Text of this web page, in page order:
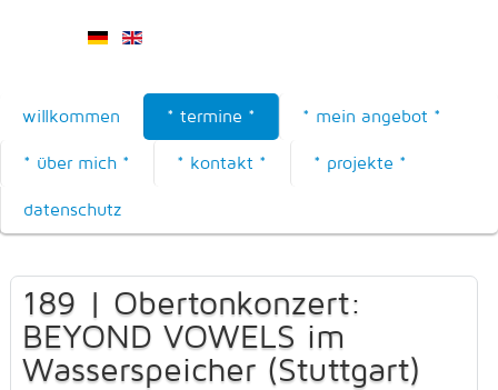
willkommen * termine * * mein angebot *
* über mich * * kontakt * * projekte *
datenschutz
189 | Obertonkonzert:
BEYOND VOWELS im
Wasserspeicher (Stuttgart)